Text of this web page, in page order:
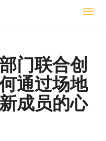
切
门联合创
通过场地
成员的心